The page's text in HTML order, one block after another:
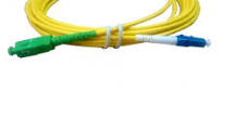
Add to
wishlist